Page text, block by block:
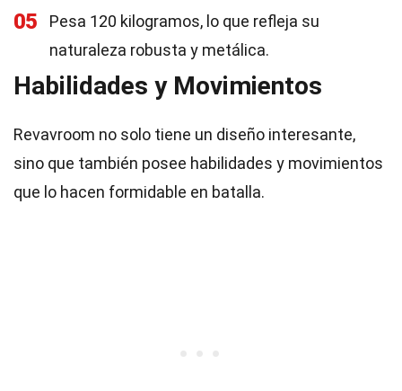
05
Pesa 120 kilogramos, lo que refleja su
naturaleza robusta y metálica.
Habilidades y Movimientos
Revavroom no solo tiene un diseño interesante,
sino que también posee habilidades y movimientos
que lo hacen formidable en batalla.